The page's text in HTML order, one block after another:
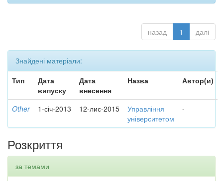
назад 1 далі
Знайдені матеріали:
Тип
Дата
випуску
Дата
внесення
Назва Автор(и)
Other 1-січ-2013 12-лис-2015
Управління
університетом
-
Розкриття
за темами